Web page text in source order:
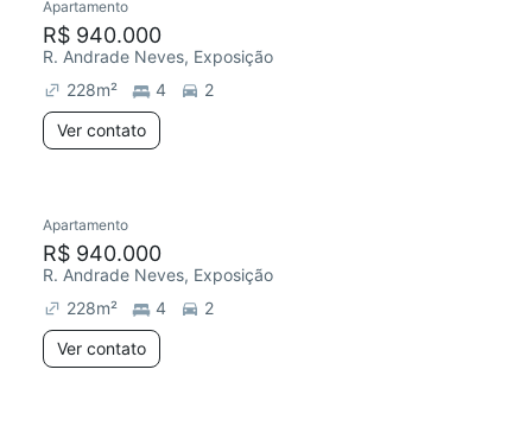
Apartamento
R$ 940.000
R. Andrade Neves, Exposição
228m² 4
2
Ver contato
Apartamento
R$ 940.000
R. Andrade Neves, Exposição
228m² 4
2
Ver contato